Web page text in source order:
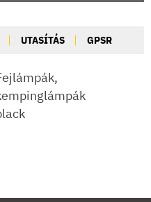
UTASÍTÁS GPSR